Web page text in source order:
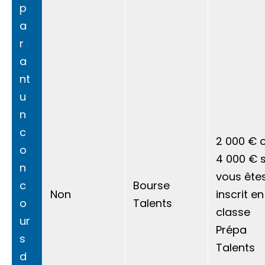
p
a
r
a
nt
u
n
c
o
n
c
o
ur
s
d
Non
Bourse
Talents
2 000 €
4 000 €
vous
inscrit en
classe
Prépa
Talents